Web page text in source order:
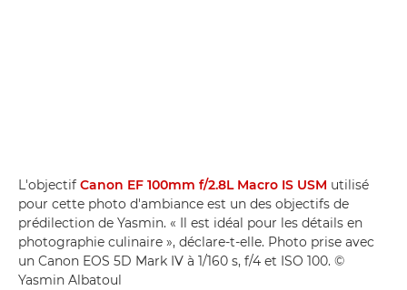
L'objectif Canon EF 100mm f/2.8L Macro IS USM utilisé
pour cette photo d'ambiance est un des objectifs de
prédilection de Yasmin. « Il est idéal pour les détails en
photographie culinaire », déclare-t-elle. Photo prise avec
un Canon EOS 5D Mark IV à 1/160 s, f/4 et ISO 100. ©
Yasmin Albatoul